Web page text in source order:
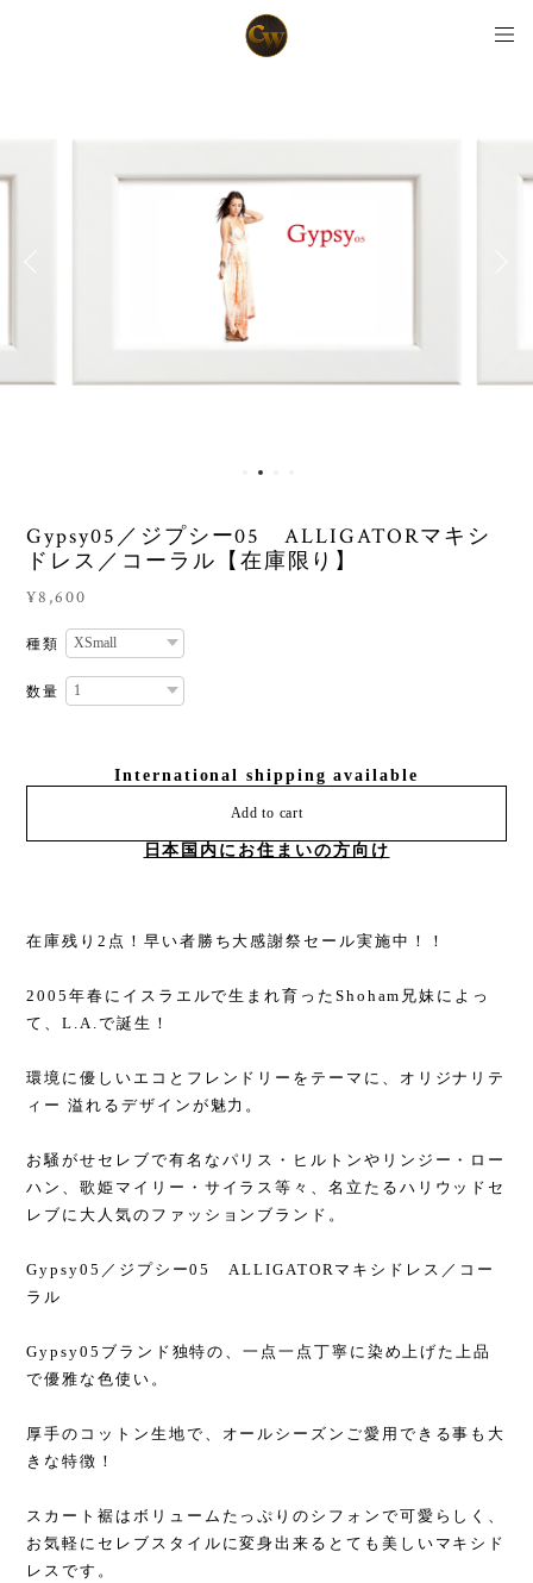
Gypsy05／ジプシー05 ALLIGATORマキシ
ドレス／コーラル【在庫限り】
¥8,600
種類
数量
International shipping available
Add to cart
日本国内にお住まいの方向け
在庫残り2点！早い者勝ち大感謝祭セール実施中！！
2005年春にイスラエルで生まれ育ったShoham兄妹によっ
て、L.A.で誕生！
環境に優しいエコとフレンドリーをテーマに、オリジナリテ
ィー 溢れるデザインが魅力。
お騒がせセレブで有名なパリス・ヒルトンやリンジー・ロー
ハン、歌姫マイリー・サイラス等々、名立たるハリウッドセ
レブに大人気のファッションブランド。
Gypsy05／ジプシー05 ALLIGATORマキシドレス／コー
ラル
Gypsy05ブランド独特の、一点一点丁寧に染め上げた上品
で優雅な色使い。
厚手のコットン生地で、オールシーズンご愛用できる事も大
きな特徴！
スカート裾はボリュームたっぷりのシフォンで可愛らしく、
お気軽にセレブスタイルに変身出来るとても美しいマキシド
レスです。